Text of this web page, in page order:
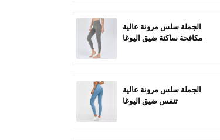
الجملة سلس مرونة عالية
مكافحة ساكنة ضيق اليوغا
الجملة سلس مرونة عالية
تنفس ضيق اليوغا